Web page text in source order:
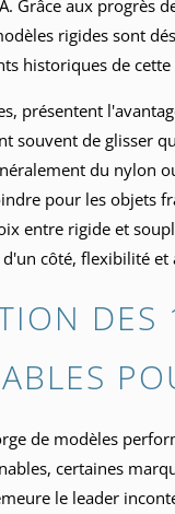
Grâce aux
rigides sont
historiques de cette
présentent
souvent de glisser
du nylon
pour les objets
entre rigide et
côté, flexibilité et
DES
de modèles
certaines
le leader